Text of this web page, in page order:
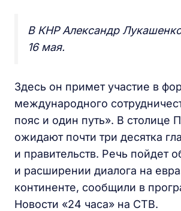
В КНР Александр
16 мая.
Здесь он примет участие в
международного
пояс и один путь». В столице
ожидают почти три десятка
и правительств. Речь пойдет
и расширении диалога на
континенте, сообщили в
Новости «24 часа» на СТВ.